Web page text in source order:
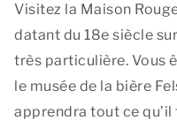
Visitez la Maison
datant du 18e siècle
très particulière. Vous
le musée de la bière
apprendra tout ce